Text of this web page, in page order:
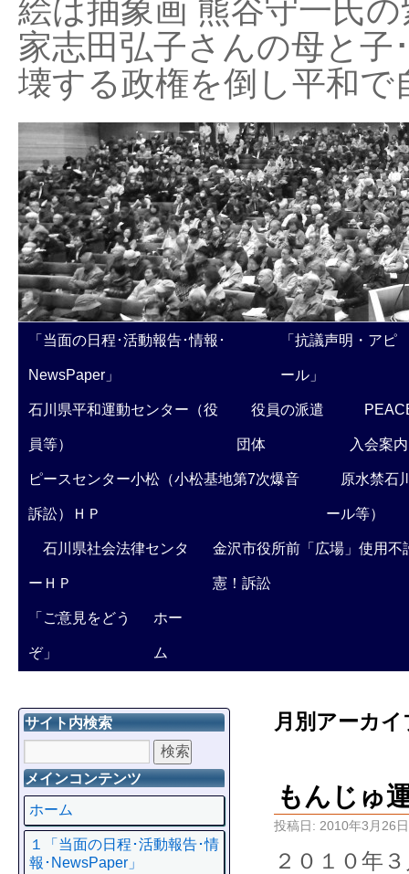
絵は抽象画 熊谷守一氏
家志田弘子さんの母と子
壊する政権を倒し平和
「当面の日程･活動報告･情報･
NewsPaper」
「抗議声明・アピ
ール」
石川県平和運動センター（役
員等）
役員の派遣
団体 入会案内
ピースセンター小松（小松基地第7次爆音
訴訟）ＨＰ
原水禁石
ール等）
石川県社会法律センタ
ーＨＰ
金沢市役所前「広場」使用不
憲！訴訟
「ご意見をどう
ぞ」
ホー
ム
月別アーカ
もんじゅ
投稿日: 2010年3月26日
２０１０
サイト内検索
メインコンテンツ
ホーム
１「当面の日程･活動報告･情
報･NewsPaper」